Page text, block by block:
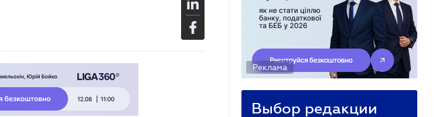
Реклама
Выбор редакции